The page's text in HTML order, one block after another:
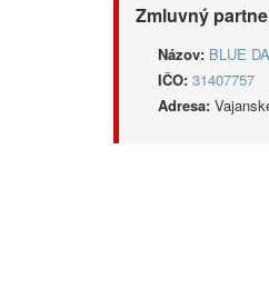
Zmluvný
Názov: BLUE
IČO: 31407757
Adresa: